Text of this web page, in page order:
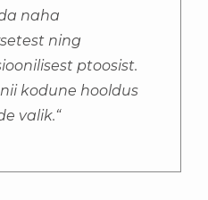
naha
ning
ptoosist.
kodune hooldus
valik.“